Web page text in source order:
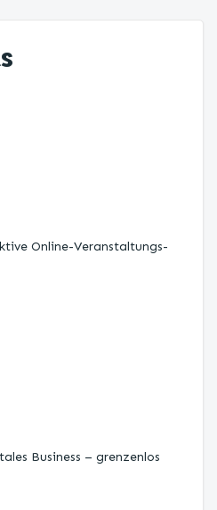
Online-Veranstaltungs-
Business – grenzenlos